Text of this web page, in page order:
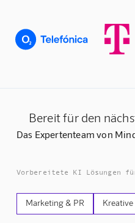
Bereit für den
Das Expertenteam von
Vorbereitete KI Lösungen
Marketing & PR